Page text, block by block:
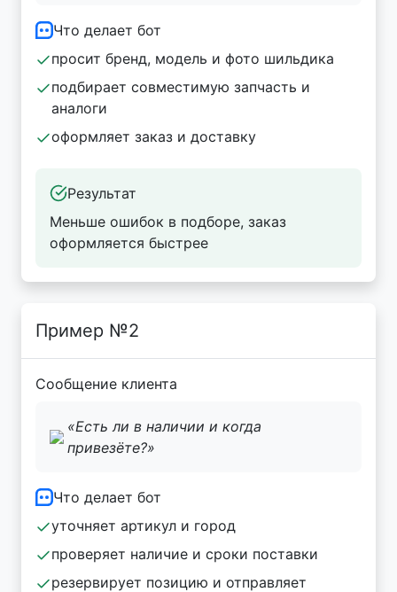
Что делает бот
просит бренд, модель и фото шильдика
подбирает совместимую запчасть и
аналоги
оформляет заказ и доставку
Результат
Меньше ошибок в подборе, заказ
оформляется быстрее
Пример №2
Сообщение клиента
«Есть ли в наличии и когда
привезёте?»
Что делает бот
уточняет артикул и город
проверяет наличие и сроки поставки
резервирует позицию и отправляет